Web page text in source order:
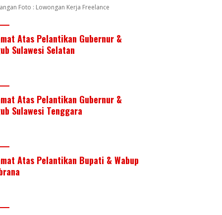
Foto : Lowongan Kerja Freelance
Atas Pelantikan Gubernur &
Sulawesi Selatan
Atas Pelantikan Gubernur &
Sulawesi Tenggara
Atas Pelantikan Bupati & Wabup